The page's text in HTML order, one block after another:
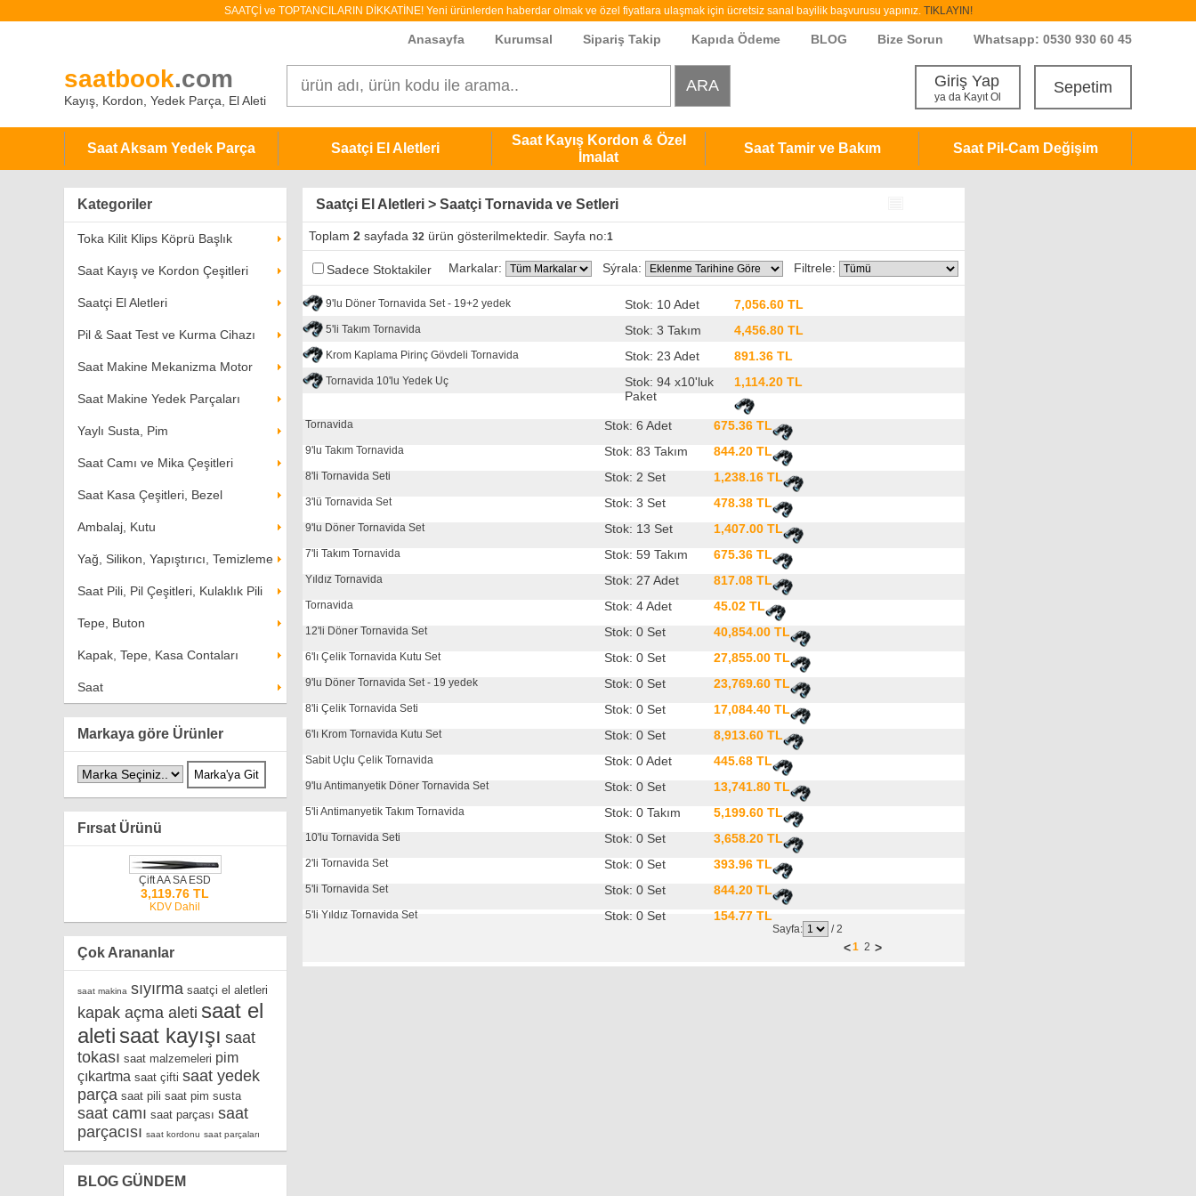
SAATÇİ ve TOPTANCILARIN DİKKATİNE! Yeni ürünlerden haberdar olmak ve özel fiyatlara ulaşmak için ücretsiz sanal bayilik başvurusu yapınız. TIKLAYIN!
Anasayfa Kurumsal Sipariş Takip Kapıda Ödeme BLOG Bize Sorun Whatsapp: 0530 930 60 45
saatbook.com
Kayış, Kordon, Yedek Parça, El Aleti
Giriş Yap
ya da Kayıt Ol
Sepetim
Saat Aksam Yedek Parça Saatçi El Aletleri
Saat Kayış Kordon & Özel
İmalat
Saat Tamir ve Bakım Saat Pil-Cam Değişim
Kategoriler
Toka Kilit Klips Köprü Başlık
Saat Kayış ve Kordon Çeşitleri
Saatçi El Aletleri
Pil & Saat Test ve Kurma Cihazı
Saat Makine Mekanizma Motor
Saat Makine Yedek Parçaları
Yaylı Susta, Pim
Saat Camı ve Mika Çeşitleri
Saat Kasa Çeşitleri, Bezel
Ambalaj, Kutu
Yağ, Silikon, Yapıştırıcı, Temizleme
Saat Pili, Pil Çeşitleri, Kulaklık Pili
Tepe, Buton
Kapak, Tepe, Kasa Contaları
Saat
Markaya göre Ürünler
Fırsat Ürünü
Çift AA SA ESD
3,119.76 TL
KDV Dahil
Çok Arananlar
saat makina sıyırma saatçi el aletleri
kapak açma aleti saat el
aleti saat kayışı saat
tokası saat malzemeleri pim
çıkartma saat çifti saat yedek
parça saat pili saat pim susta
saat camı saat parçası saat
parçacısı saat kordonu saat parçaları
BLOG GÜNDEM
Saatçi El Aletleri > Saatçi Tornavida ve Setleri
Toplam2 sayfada32 ürün gösterilmektedir. Sayfa no:1
Sadece Stoktakiler Markalar: Sýrala: Filtrele:
9'lu Döner Tornavida Set - 19+2 yedek Stok: 10 Adet 7,056.60 TL
5'li Takım Tornavida Stok: 3 Takım 4,456.80 TL
Krom Kaplama Pirinç Gövdeli Tornavida Stok: 23 Adet 891.36 TL
Tornavida 10'lu Yedek Uç
Stok: 94 x10'luk
Paket
1,114.20 TL
Tornavida Stok: 6 Adet 675.36 TL
9'lu Takım Tornavida Stok: 83 Takım 844.20 TL
8'li Tornavida Seti Stok: 2 Set 1,238.16 TL
3'lü Tornavida Set Stok: 3 Set 478.38 TL
9'lu Döner Tornavida Set Stok: 13 Set 1,407.00 TL
7'li Takım Tornavida Stok: 59 Takım 675.36 TL
Yıldız Tornavida Stok: 27 Adet 817.08 TL
Tornavida Stok: 4 Adet 45.02 TL
12'li Döner Tornavida Set Stok: 0 Set 40,854.00 TL
6'lı Çelik Tornavida Kutu Set Stok: 0 Set 27,855.00 TL
9'lu Döner Tornavida Set - 19 yedek Stok: 0 Set 23,769.60 TL
8'li Çelik Tornavida Seti Stok: 0 Set 17,084.40 TL
6'lı Krom Tornavida Kutu Set Stok: 0 Set 8,913.60 TL
Sabit Uçlu Çelik Tornavida Stok: 0 Adet 445.68 TL
9'lu Antimanyetik Döner Tornavida Set Stok: 0 Set 13,741.80 TL
5'li Antimanyetik Takım Tornavida Stok: 0 Takım 5,199.60 TL
10'lu Tornavida Seti Stok: 0 Set 3,658.20 TL
2'li Tornavida Set Stok: 0 Set 393.96 TL
5'li Tornavida Set Stok: 0 Set 844.20 TL
5'li Yıldız Tornavida Set Stok: 0 Set 154.77 TL
Sayfa: /2
>
1 2
<